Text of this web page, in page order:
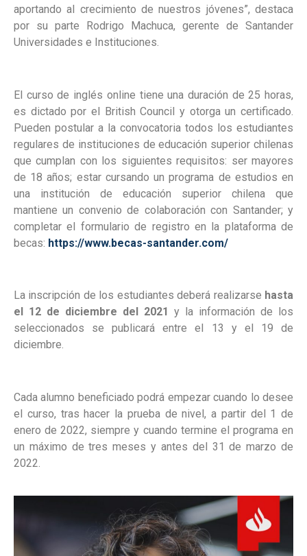
aportando al crecimiento de nuestros jóvenes”, destaca
por su parte Rodrigo Machuca, gerente de Santander
Universidades e Instituciones.
El curso de inglés online tiene una duración de 25 horas,
es dictado por el British Council y otorga un certificado.
Pueden postular a la convocatoria todos los estudiantes
regulares de instituciones de educación superior chilenas
que cumplan con los siguientes requisitos: ser mayores
de 18 años; estar cursando un programa de estudios en
una institución de educación superior chilena que
mantiene un convenio de colaboración con Santander; y
completar el formulario de registro en la plataforma de
becas: https://www.becas-santander.com/
La inscripción de los estudiantes deberá realizarse hasta
el 12 de diciembre del 2021 y la información de los
seleccionados se publicará entre el 13 y el 19 de
diciembre.
Cada alumno beneficiado podrá empezar cuando lo desee
el curso, tras hacer la prueba de nivel, a partir del 1 de
enero de 2022, siempre y cuando termine el programa en
un máximo de tres meses y antes del 31 de marzo de
2022.